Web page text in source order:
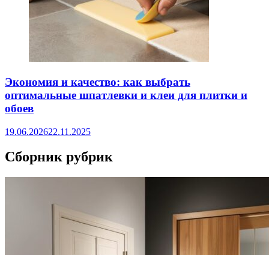
Экономия и качество: как выбрать
оптимальные шпатлевки и клеи для плитки и
обоев
19.06.202622.11.2025
Сборник рубрик